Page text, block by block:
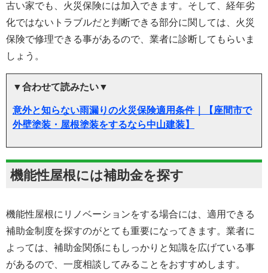
古い家でも、火災保険には加入できます。そして、経年劣
化ではないトラブルだと判断できる部分に関しては、火災
保険で修理できる事があるので、業者に診断してもらいま
しょう。
▼合わせて読みたい▼
意外と知らない雨漏りの火災保険適用条件｜【座間市で
外壁塗装・屋根塗装をするなら中山建装】
機能性屋根には補助金を探す
機能性屋根にリノベーションをする場合には、適用できる
補助金制度を探すのがとても重要になってきます。業者に
よっては、補助金関係にもしっかりと知識を広げている事
があるので、一度相談してみることをおすすめします。